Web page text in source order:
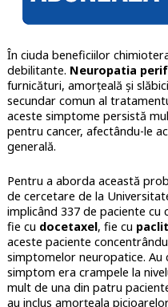
În ciuda beneficiilor
debilitante. Neuropatia
furnicături, amorțeală și
secundar comun al
aceste simptome persistă
pentru cancer, afectându-le
generală.
Pentru a aborda această
de cercetare de la
implicând 337 de paciente
fie cu docetaxel, fie cu
aceste paciente
simptomelor neuropatice.
simptom era crampele la
mult de una din patru
au inclus amorțeala